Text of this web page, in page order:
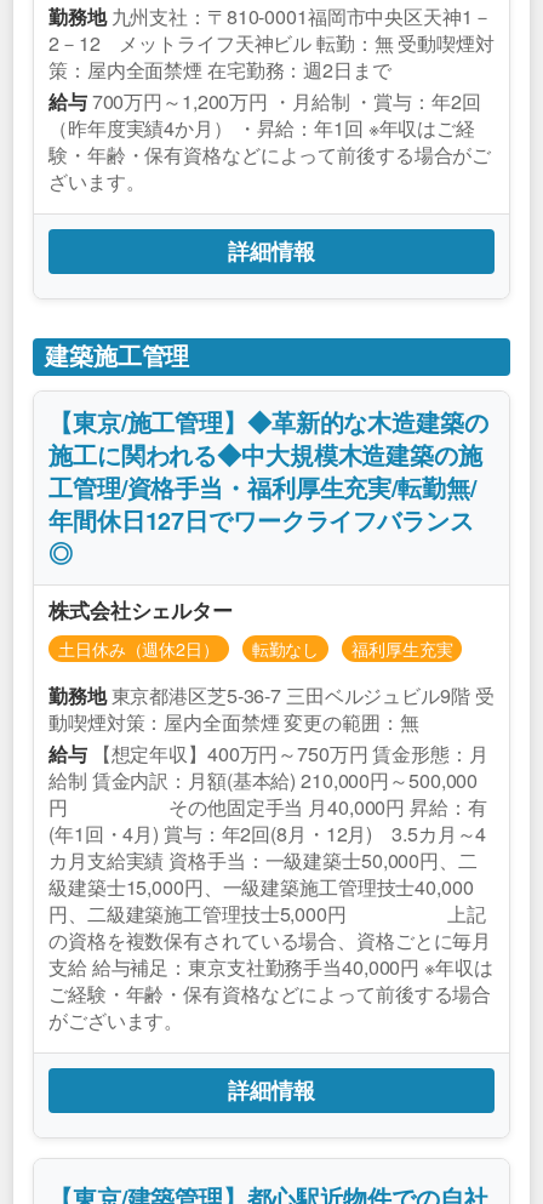
勤務地九州支社：〒810-0001福岡市中央区天神1－
2－12 メットライフ天神ビル 転勤：無 受動喫煙対
策：屋内全面禁煙 在宅勤務：週2日まで
給与700万円～1,200万円 ・月給制 ・賞与：年2回
（昨年度実績4か月） ・昇給：年1回 ※年収はご経
験・年齢・保有資格などによって前後する場合がご
ざいます。
詳細情報
建築施工管理
【東京/施工管理】◆革新的な木造建築の
施工に関われる◆中大規模木造建築の施
工管理/資格手当・福利厚生充実/転勤無/
年間休日127日でワークライフバランス
◎
株式会社シェルター
土日休み（週休2日） 転勤なし 福利厚生充実
勤務地東京都港区芝5‐36-7 三田ベルジュビル9階 受
動喫煙対策：屋内全面禁煙 変更の範囲：無
給与【想定年収】400万円～750万円 賃金形態：月
給制 賃金内訳：月額(基本給) 210,000円～500,000
円 その他固定手当 月40,000円 昇給：有
(年1回・4月) 賞与：年2回(8月・12月) 3.5カ月～4
カ月支給実績 資格手当：一級建築士50,000円、二
級建築士15,000円、一級建築施工管理技士40,000
円、二級建築施工管理技士5,000円 上記
の資格を複数保有されている場合、資格ごとに毎月
支給 給与補足：東京支社勤務手当40,000円 ※年収は
ご経験・年齢・保有資格などによって前後する場合
がございます。
詳細情報